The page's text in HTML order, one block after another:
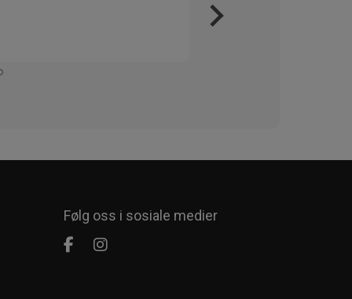
Følg oss i sosiale medier